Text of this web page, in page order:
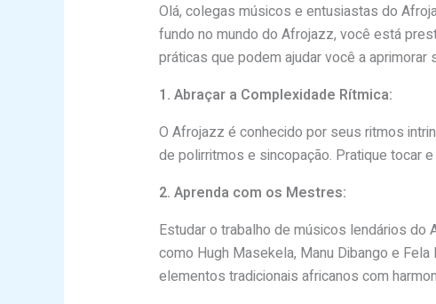
Olá, colegas músicos e entusiastas do
fundo no mundo do Afrojazz, você está
práticas que podem ajudar você a
1. Abraçar a Complexidade Rítmica:
O Afrojazz é conhecido por seus ritmos
de polirritmos e sincopação. Pratique tocar
2. Aprenda com os Mestres:
Estudar o trabalho de músicos lendários do
como Hugh Masekela, Manu Dibango e
elementos tradicionais africanos com